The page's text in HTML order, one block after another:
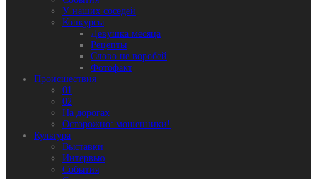
У наших соседей
Конкурсы
Девушка месяца
Рецепты
Слово не воробей
Фотофакт
Происшествия
01
02
На дорогах
Осторожно: мошенники!
Культура
Выставки
Интервью
События